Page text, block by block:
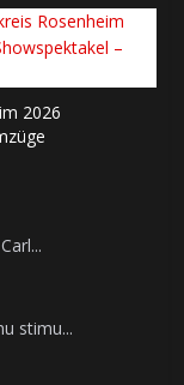
2026
stimu...